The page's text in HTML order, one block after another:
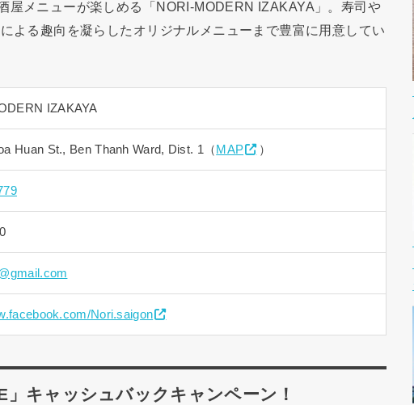
屋メニューが楽しめる「NORI-MODERN IZAKAYA」。寿司や
よる趣向を凝らしたオリジナルメニューまで豊富に用意してい
IZAKAYA
Huan St., Ben Thanh Ward, Dist. 1（MAP ）
Nori.saigon
」キャッシュバックキャンペーン！